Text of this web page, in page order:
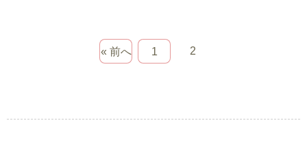
« 前へ 1 2